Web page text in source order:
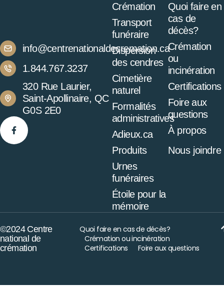
info@centrenationaldecremation.ca
1.844.767.3237
320 Rue Laurier,
Saint-Apollinaire, QC
G0S 2E0
Crémation
Transport
funéraire
Dispersion
des cendres
Cimetière
naturel
Formalités
administratives
Adieux.ca
Produits
Urnes
funéraires
Étoile pour la
mémoire
Quoi faire en
cas de
décès?
Crémation
ou
incinération
Certifications
Foire aux
questions
À propos
Nous joindre
©2024 Centre
national de
crémation
Quoi faire en cas de décès?
Crémation ou incinération
Certifications
Foire aux questions